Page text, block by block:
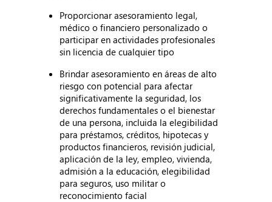
Proporcionar asesoramiento legal,
médico o financiero personalizado o
participar en actividades profesionales
sin licencia de cualquier tipo
Brindar asesoramiento en áreas de alto
riesgo con potencial para afectar
significativamente la seguridad, los
derechos fundamentales o el bienestar
de una persona, incluida la elegibilidad
para préstamos, créditos, hipotecas y
productos financieros, revisión judicial,
aplicación de la ley, empleo, vivienda,
admisión a la educación, elegibilidad
para seguros, uso militar o
reconocimiento facial